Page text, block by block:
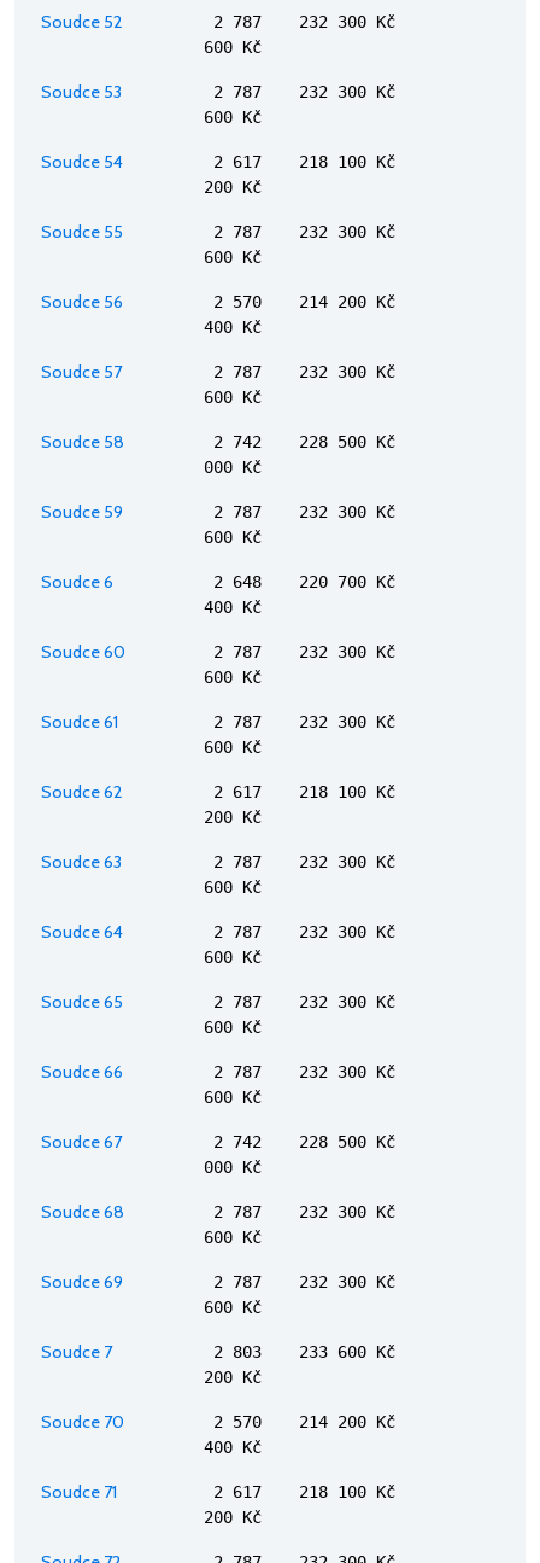
Soudce 52
2 787
600 Kč
232 300 Kč
Soudce 53
2 787
600 Kč
232 300 Kč
Soudce 54
2 617
200 Kč
218 100 Kč
Soudce 55
2 787
600 Kč
232 300 Kč
Soudce 56
2 570
400 Kč
214 200 Kč
Soudce 57
2 787
600 Kč
232 300 Kč
Soudce 58
2 742
000 Kč
228 500 Kč
Soudce 59
2 787
600 Kč
232 300 Kč
Soudce 6
2 648
400 Kč
220 700 Kč
Soudce 60
2 787
600 Kč
232 300 Kč
Soudce 61
2 787
600 Kč
232 300 Kč
Soudce 62
2 617
200 Kč
218 100 Kč
Soudce 63
2 787
600 Kč
232 300 Kč
Soudce 64
2 787
600 Kč
232 300 Kč
Soudce 65
2 787
600 Kč
232 300 Kč
Soudce 66
2 787
600 Kč
232 300 Kč
Soudce 67
2 742
000 Kč
228 500 Kč
Soudce 68
2 787
600 Kč
232 300 Kč
Soudce 69
2 787
600 Kč
232 300 Kč
Soudce 7
2 803
200 Kč
233 600 Kč
Soudce 70
2 570
400 Kč
214 200 Kč
Soudce 71
2 617
200 Kč
218 100 Kč